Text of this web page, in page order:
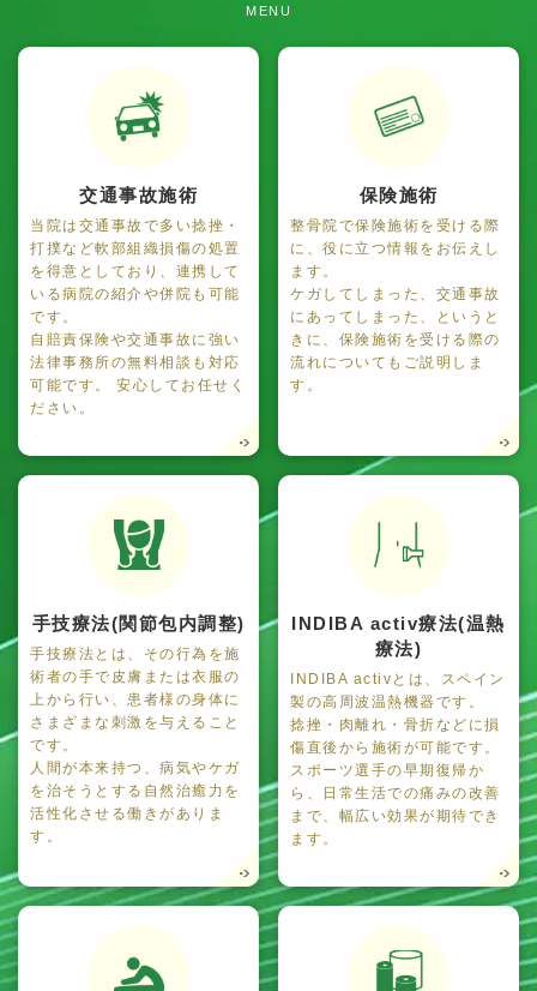
MENU
交通事故施術
当院は交通事故で多い捻挫・
打撲など軟部組織損傷の処置
を得意としており、連携して
いる病院の紹介や併院も可能
です。
自賠責保険や交通事故に強い
法律事務所の無料相談も対応
可能です。 安心してお任せく
ださい。
保険施術
整骨院で保険施術を受ける際
に、役に立つ情報をお伝えし
ます。
ケガしてしまった、交通事故
にあってしまった、というと
きに、保険施術を受ける際の
流れについてもご説明しま
す。
手技療法(関節包内調整)
手技療法とは、その行為を施
術者の手で皮膚または衣服の
上から行い、患者様の身体に
さまざまな刺激を与えること
です。
人間が本来持つ、病気やケガ
を治そうとする自然治癒力を
活性化させる働きがありま
す。
INDIBA activ療法(温熱
療法)
INDIBA activとは、スペイン
製の高周波温熱機器です。
捻挫・肉離れ・骨折などに損
傷直後から施術が可能です。
スポーツ選手の早期復帰か
ら、日常生活での痛みの改善
まで、幅広い効果が期待でき
ます。